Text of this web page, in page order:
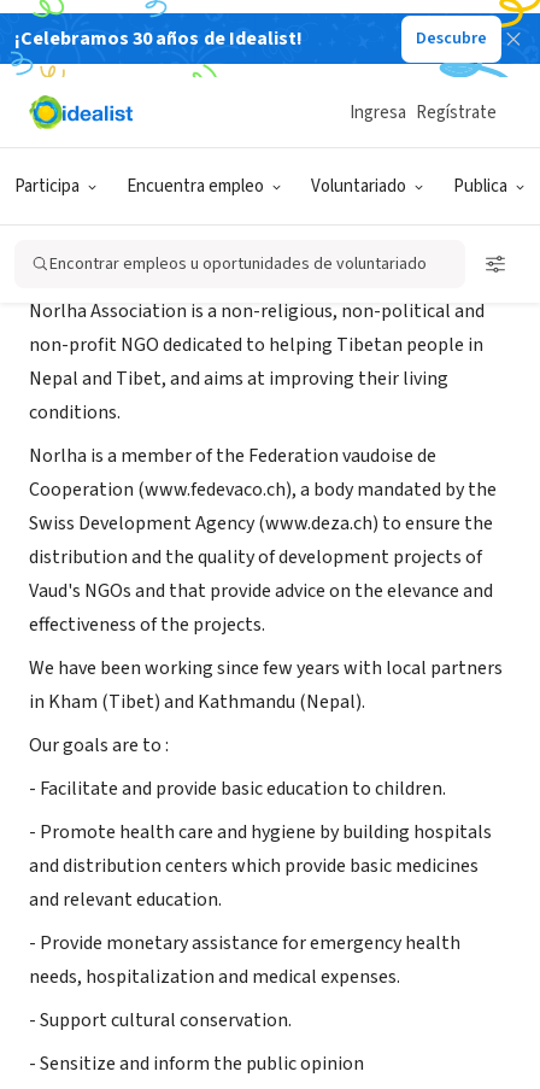
¡Celebramos 30 años de Idealist! Descubre
Participa Encuentra empleo Voluntariado Publica
Ingresa Regístrate
Encontrar empleos u oportunidades de voluntariado
ORGANIZACIÓN SIN FIN DE LUCRO
Norlha
Norlha Association is a non-religious, non-political and
non-profit NGO dedicated to helping Tibetan people in
Nepal and Tibet, and aims at improving their living
conditions.
Norlha is a member of the Federation vaudoise de
Cooperation (www.fedevaco.ch), a body mandated by the
Swiss Development Agency (www.deza.ch) to ensure the
distribution and the quality of development projects of
Vaud's NGOs and that provide advice on the elevance and
effectiveness of the projects.
We have been working since few years with local partners
in Kham (Tibet) and Kathmandu (Nepal).
Our goals are to :
- Facilitate and provide basic education to children.
- Promote health care and hygiene by building hospitals
and distribution centers which provide basic medicines
and relevant education.
- Provide monetary assistance for emergency health
needs, hospitalization and medical expenses.
- Support cultural conservation.
- Sensitize and inform the public opinion